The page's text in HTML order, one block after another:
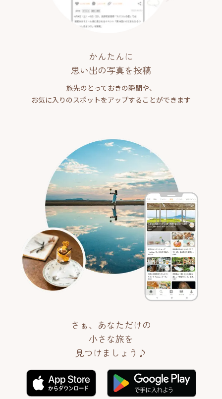
かんたんに
思い出の写真を投稿
旅先のとっておきの瞬間や、
お気に入りのスポットをアップすることができます
さぁ、あなただけの
小さな旅を
見つけましょう♪